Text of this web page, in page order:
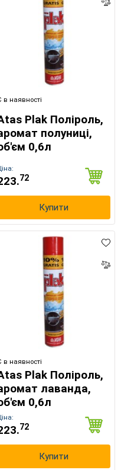
RU
в наявності
Plak Поліроль,
полуниці,
0,6л
72
Купити
в наявності
Plak Поліроль,
лаванда,
0,6л
72
Купити